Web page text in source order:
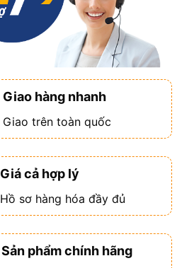
Giao hàng nhanh
Giao trên toàn quốc
Giá cả hợp lý
Hồ sơ hàng hóa đầy đủ
Sản phẩm chính hãng